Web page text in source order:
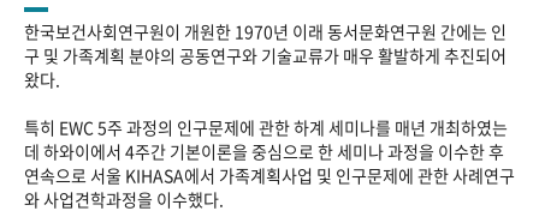
한국보건사회연구원이 개원한 1970년 이래 동서문화연구원 간에는 인
구 및 가족계획 분야의 공동연구와 기술교류가 매우 활발하게 추진되어
왔다.
특히 EWC 5주 과정의 인구문제에 관한 하계 세미나를 매년 개최하였는
데 하와이에서 4주간 기본이론을 중심으로 한 세미나 과정을 이수한 후
연속으로 서울 KIHASA에서 가족계획사업 및 인구문제에 관한 사례연구
와 사업견학과정을 이수했다.